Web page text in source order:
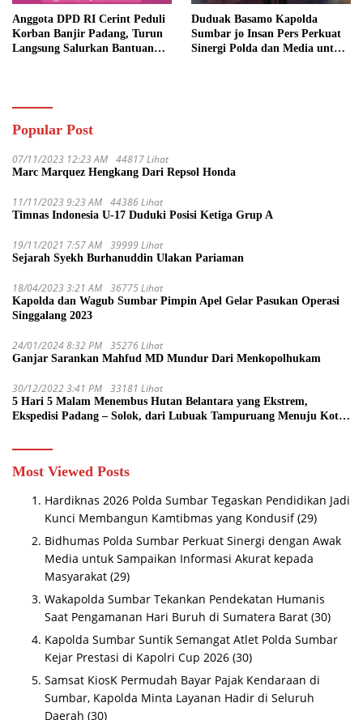
Anggota DPD RI Cerint Peduli
Korban Banjir Padang, Turun
Langsung Salurkan Bantuan
Duduak Basamo Kapolda
Sumbar jo Insan Pers Perkuat
Sinergi Polda dan Media untuk
Popular Post
07/11/2023 12:23 AM 44817 Lihat
Marc Marquez Hengkang Dari Repsol Honda
11/11/2023 9:23 AM 44386 Lihat
Timnas Indonesia U-17 Duduki Posisi Ketiga Grup A
19/11/2021 7:57 AM 39999 Lihat
Sejarah Syekh Burhanuddin Ulakan Pariaman
18/04/2023 3:21 AM 36775 Lihat
Kapolda dan Wagub Sumbar Pimpin Apel Gelar Pasukan Operasi
Singgalang 2023
24/01/2024 8:32 PM 35276 Lihat
Ganjar Sarankan Mahfud MD Mundur Dari Menkopolhukam
30/12/2022 3:41 PM 33181 Lihat
5 Hari 5 Malam Menembus Hutan Belantara yang Ekstrem,
Ekspedisi Padang – Solok, dari Lubuak Tampuruang Menuju Koto
Most Viewed Posts
Hardiknas 2026 Polda Sumbar Tegaskan Pendidikan Jadi
Kunci Membangun Kamtibmas yang Kondusif (29)
Bidhumas Polda Sumbar Perkuat Sinergi dengan Awak
Media untuk Sampaikan Informasi Akurat kepada
Masyarakat (29)
Wakapolda Sumbar Tekankan Pendekatan Humanis
Saat Pengamanan Hari Buruh di Sumatera Barat (30)
Kapolda Sumbar Suntik Semangat Atlet Polda Sumbar
Kejar Prestasi di Kapolri Cup 2026 (30)
Samsat KiosK Permudah Bayar Pajak Kendaraan di
Sumbar, Kapolda Minta Layanan Hadir di Seluruh
Daerah (30)